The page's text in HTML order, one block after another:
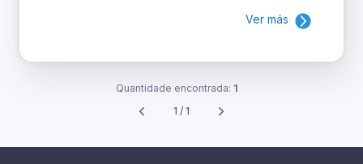
Ver más
Quantidade encontrada: 1
1 / 1